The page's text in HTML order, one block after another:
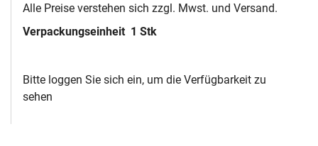
Alle Preise verstehen sich zzgl. Mwst. und Versand.
Verpackungseinheit 1 Stk
Bitte loggen Sie sich ein, um die Verfügbarkeit zu
sehen